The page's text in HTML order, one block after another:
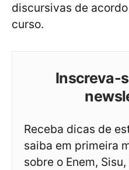
discursivas de
curso.
Inscreva-
Receba dicas de
saiba em primeira
sobre o Enem,